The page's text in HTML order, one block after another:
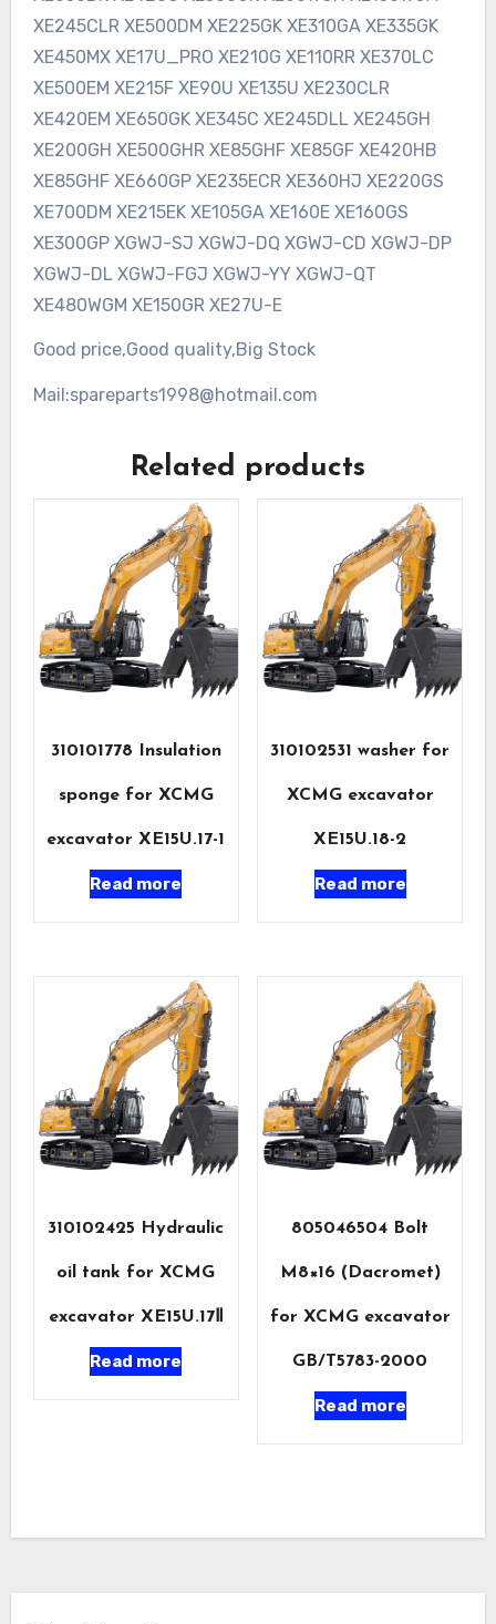
XE245CLR XE500DM XE225GK XE310GA XE335GK
XE450MX XE17U_PRO XE210G XE110RR XE370LC
XE500EM XE215F XE90U XE135U XE230CLR
XE420EM XE650GK XE345C XE245DLL XE245GH
XE200GH XE500GHR XE85GHF XE85GF XE420HB
XE85GHF XE660GP XE235ECR XE360HJ XE220GS
XE700DM XE215EK XE105GA XE160E XE160GS
XE300GP XGWJ-SJ XGWJ-DQ XGWJ-CD XGWJ-DP
XGWJ-DL XGWJ-FGJ XGWJ-YY XGWJ-QT
XE480WGM XE150GR XE27U-E
Good price,Good quality,Big Stock
Mail:spareparts1998@hotmail.com
Related products
310101778 Insulation
sponge for XCMG
excavator XE15U.17-1
Read more
310102531 washer for
XCMG excavator
XE15U.18-2
Read more
310102425 Hydraulic
oil tank for XCMG
excavator XE15U.17Ⅱ
Read more
805046504 Bolt
M8×16 (Dacromet)
for XCMG excavator
GB/T5783-2000
Read more